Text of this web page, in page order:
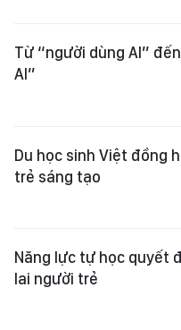
Từ “người dùng AI”
AI”
Du học sinh Việt đồng
trẻ sáng tạo
Năng lực tự học quyết
lai người trẻ